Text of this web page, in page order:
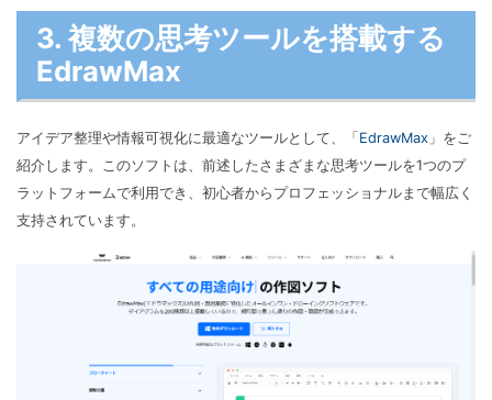
3. 複数の思考ツールを搭載する
EdrawMax
アイデア整理や情報可視化に最適なツールとして、「 EdrawMax 」をご
紹介します。このソフトは、前述したさまざまな思考ツールを1つのプ
ラットフォームで利用でき、初心者からプロフェッショナルまで幅広く
支持されています。